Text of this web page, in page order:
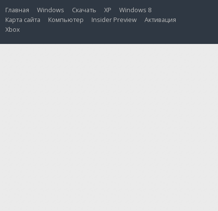
Главная Windows Скачать XP
Windows 8
Карта сайта
Компьютер Insider Preview
Активация
Xbox